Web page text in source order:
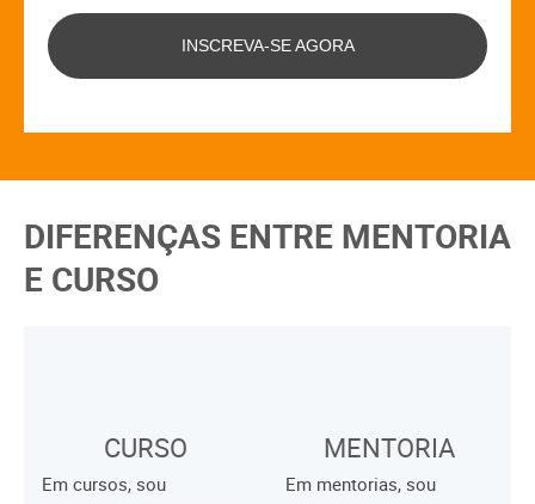
INSCREVA-SE AGORA
DIFERENÇAS ENTRE MENTORIA
E CURSO
CURSO
Em cursos, sou
MENTORIA
Em mentorias, sou